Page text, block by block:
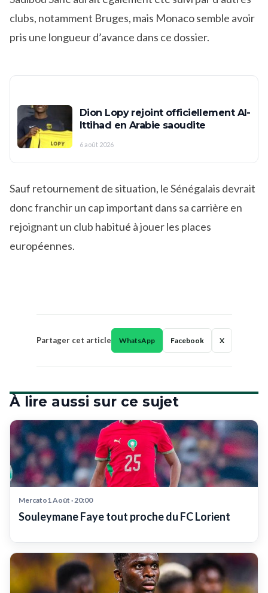
clubs, notamment Bruges, mais Monaco semble avoir
pris une longueur d’avance dans ce dossier.
Dion Lopy rejoint officiellement Al-
Ittihad en Arabie saoudite
6 août 2026
Sauf retournement de situation, le Sénégalais devrait
donc franchir un cap important dans sa carrière en
rejoignant un club habitué à jouer les places
européennes.
Partager cet article WhatsApp Facebook X
À lire aussi sur ce sujet
Mercato1 Août · 20:00
Souleymane Faye tout proche du FC Lorient